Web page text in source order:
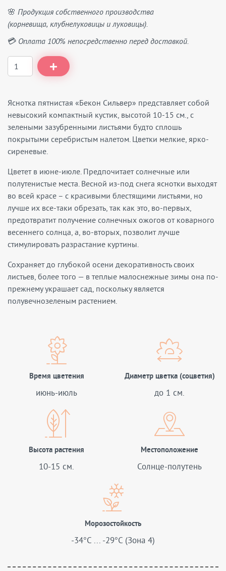
🌸 Продукция собственного производства
(корневища, клубнелуковицы и луковицы).
💳 Оплата 100% непосредственно перед доставкой.
Яснотка пятнистая «Бекон Сильвер» представляет собой
невысокий компактный кустик, высотой 10-15 см., с
зелеными зазубренными листьями будто сплошь
покрытыми серебристым налетом. Цветки мелкие, ярко-
сиреневые.
Цветет в июне-июле. Предпочитает солнечные или
полутенистые места. Весной из-под снега яснотки выходят
во всей красе – с красивыми блестящими листьями, но
лучше их все-таки обрезать, так как это, во-первых,
предотвратит получение солнечных ожогов от коварного
весеннего солнца, а, во-вторых, позволит лучше
стимулировать разрастание куртины.
Сохраняет до глубокой осени декоративность своих
листьев, более того — в теплые малоснежные зимы она по-
прежнему украшает сад, поскольку является
полувечнозеленым растением.
Время цветения
июнь-июль
Диаметр цветка (соцветия)
до 1 см.
Высота растения
10-15 см.
Местоположение
Солнце-полутень
Морозостойкость
-34°C ... -29°C (Зона 4)